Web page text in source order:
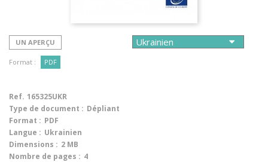
UN APERÇU
Format : PDF
Ref. 165325UKR
Type de document : Dépliant
Format : PDF
Langue : Ukrainien
Dimensions : 2 MB
Nombre de pages : 4